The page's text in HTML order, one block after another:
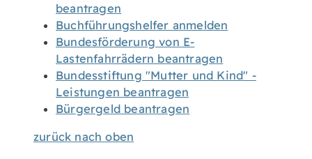
beantragen
Buchführungshelfer anmelden
Bundesförderung von E-
Lastenfahrrädern beantragen
Bundesstiftung "Mutter und Kind" -
Leistungen beantragen
Bürgergeld beantragen
zurück nach oben